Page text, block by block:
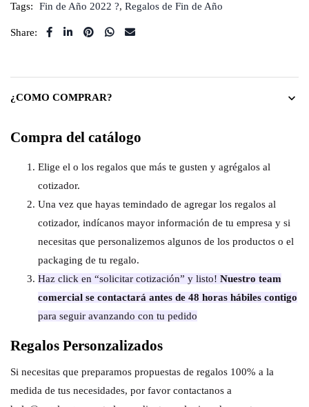
Tags: Fin de Año 2022 ?, Regalos de Fin de Año
Share:
¿COMO COMPRAR?
Compra del catálogo
Elige el o los regalos que más te gusten y agrégalos al
cotizador.
Una vez que hayas temindado de agregar los regalos al
cotizador, indícanos mayor información de tu empresa y si
necesitas que personalizemos algunos de los productos o el
packaging de tu regalo.
Haz click en “solicitar cotización” y listo! Nuestro team
comercial se contactará antes de 48 horas hábiles contigo
para seguir avanzando con tu pedido
Regalos Personzalizados
Si necesitas que preparamos propuestas de regalos 100% a la
medida de tus necesidades, por favor contactanos a